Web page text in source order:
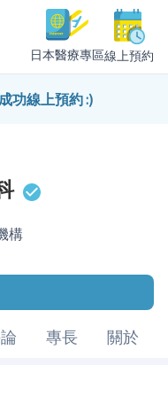
日本醫療專區線上預約
功線上預約 :)
構
專長 關於